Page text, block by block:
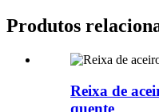
Produtos
Reixa de
quente